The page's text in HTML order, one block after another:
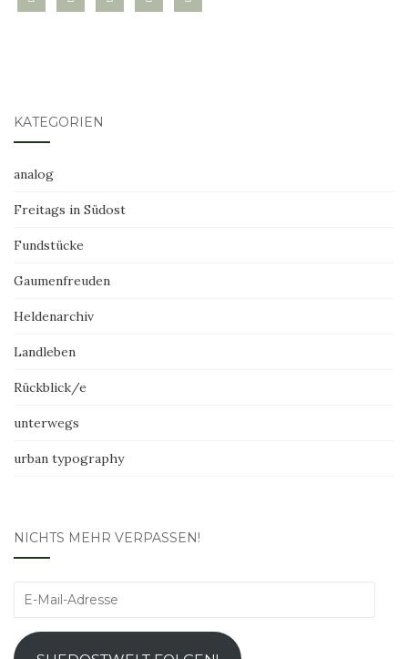
KATEGORIEN
analog
Freitags in Südost
Fundstücke
Gaumenfreuden
Heldenarchiv
Landleben
Rückblick/e
unterwegs
urban typography
NICHTS MEHR VERPASSEN!
E-
Adresse